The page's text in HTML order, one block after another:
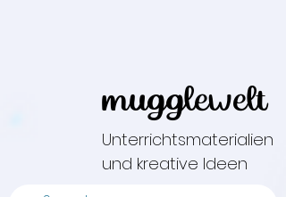
mugglewelt
Unterrichtsmaterialien
und kreative Ideen